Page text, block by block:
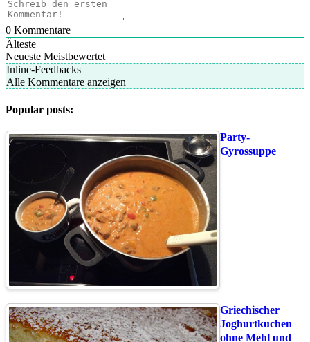
0 Kommentare
Älteste
Neueste Meistbewertet
Inline-Feedbacks
Alle Kommentare anzeigen
Popular posts:
Party-
Gyrossuppe
Griechischer
Joghurtkuchen
ohne Mehl und